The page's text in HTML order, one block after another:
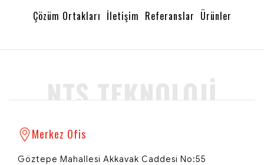
Çözüm Ortakları İletişim Referanslar Ürünler
NTS TEKNOLOJI
Merkez Ofis
Göztepe Mahallesi Akkavak Caddesi No:55